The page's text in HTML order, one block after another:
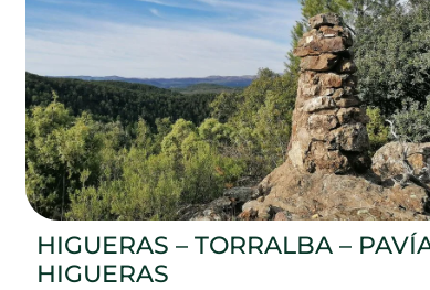
HIGUERAS – TORRALBA –
HIGUERAS